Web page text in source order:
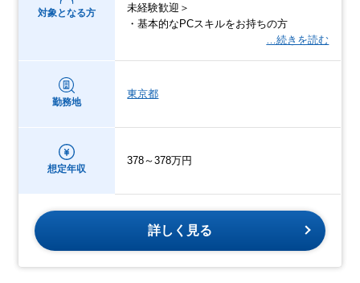
対象となる方
未経験歓迎＞
・基本的なPCスキルをお持ちの方
…続きを読む
勤務地
東京都
想定年収
378～378万円
詳しく見る